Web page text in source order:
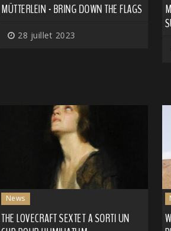
MÜTTERLEIN - BRING DOWN THE FLAGS
28 juillet 2023
News
THE LOVECRAFT SEXTET A SORTI UN